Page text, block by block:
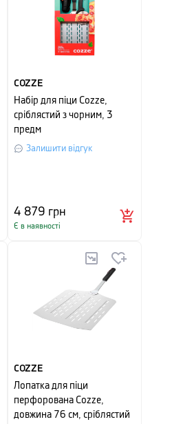
COZZE
Набір для піци Cozze,
сріблястий з чорним, 3
предм
Залишити відгук
4 879 грн
Є в наявності
COZZE
Лопатка для піци
перфорована Cozze,
довжина 76 см, сріблястий